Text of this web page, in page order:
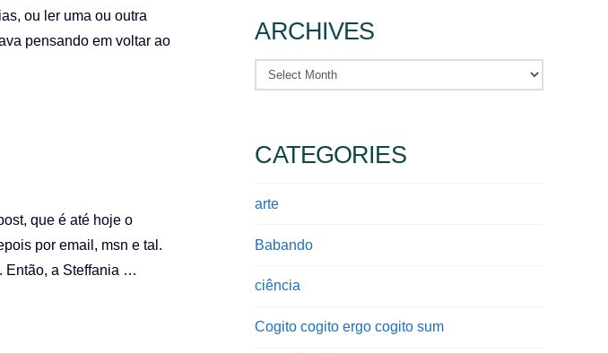
ou ler uma ou outra
pensando em voltar ao
que é até hoje o
por email, msn e tal.
Então, a Steffania …
ARCHIVES
Archives
CATEGORIES
arte
Babando
ciência
Cogito cogito ergo cogito sum